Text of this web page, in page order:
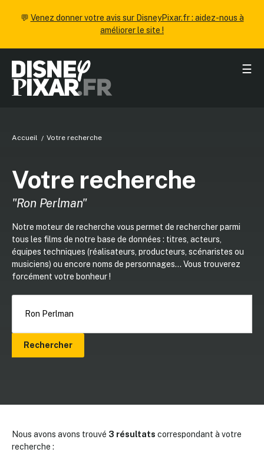
💬 Venez donner votre avis sur DisneyPixar.fr : aidez-nous à
améliorer le site !
☰
Accueil Votre recherche
Votre recherche
"Ron Perlman"
Notre moteur de recherche vous permet de rechercher parmi
tous les films de notre base de données : titres, acteurs,
équipes techniques (réalisateurs, producteurs, scénaristes ou
musiciens) ou encore noms de personnages... Vous trouverez
forcément votre bonheur !
Rechercher
Nous avons avons trouvé 3 résultats correspondant à votre
recherche :